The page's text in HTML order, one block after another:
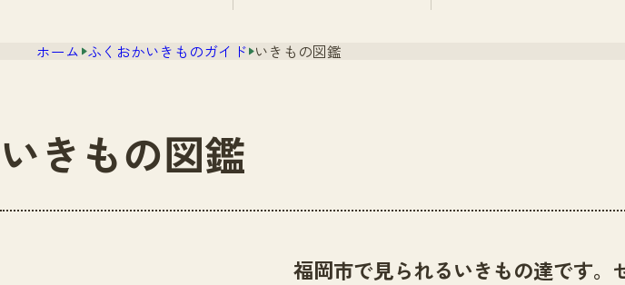
ホーム ふくおかいきものガイド いきもの図鑑
いきもの図鑑
福岡市で見られるいきもの達です。